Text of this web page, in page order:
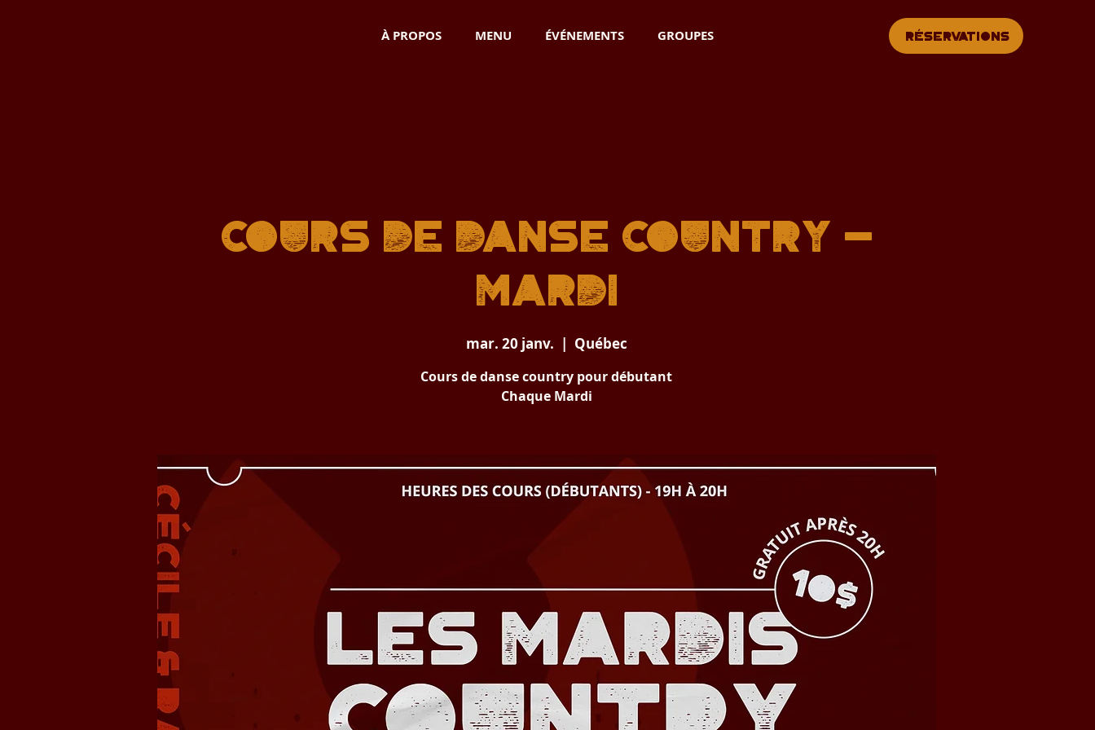
À PROPOS MENU ÉVÉNEMENTS GROUPES Réservations
Cours de danse country -
Mardi
mar. 20 janv.
  |
Québec
Cours de danse country pour débutant
Chaque Mardi